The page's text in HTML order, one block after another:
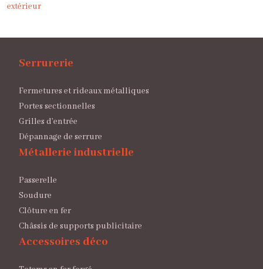
extérieur
Serrurerie
Fermetures et rideaux métalliques
Portes sectionnelles
Grilles d’entrée
Dépannage de serrure
Métallerie industrielle
Passerelle
Soudure
Clôture en fer
Châssis de supports publicitaire
Accessoires déco